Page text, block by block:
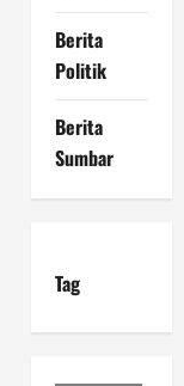
Berita
Politik
Berita
Sumbar
Tag